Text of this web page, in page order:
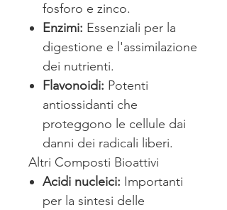
fosforo e zinco.
Enzimi: Essenziali per la
digestione e l'assimilazione
dei nutrienti.
Flavonoidi: Potenti
antiossidanti che
proteggono le cellule dai
danni dei radicali liberi.
Altri Composti Bioattivi
Acidi nucleici: Importanti
per la sintesi delle